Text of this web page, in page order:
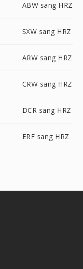
ABW sang HRZ
SXW sang HRZ
ARW sang HRZ
CRW sang HRZ
DCR sang HRZ
ERF sang HRZ